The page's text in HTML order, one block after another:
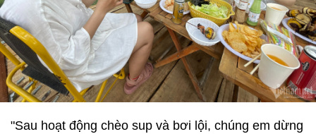
"Sau hoạt động chèo sup và bơi lội, chúng em dừng